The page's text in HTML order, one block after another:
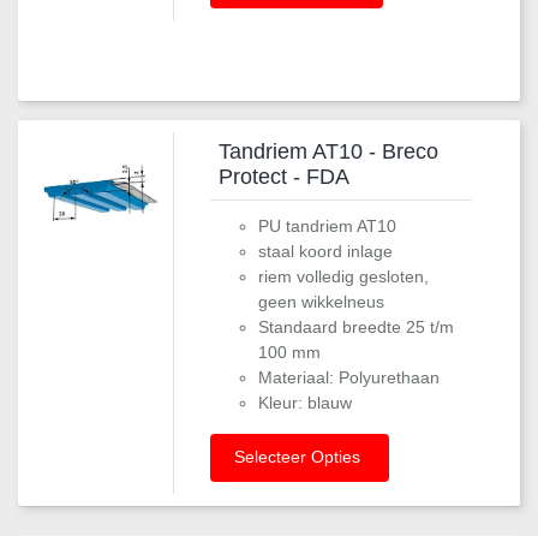
Tandriem AT10 - Breco
Protect - FDA
PU tandriem AT10
staal koord inlage
riem volledig gesloten,
geen wikkelneus
Standaard breedte 25 t/m
100 mm
Materiaal: Polyurethaan
Kleur: blauw
Selecteer Opties